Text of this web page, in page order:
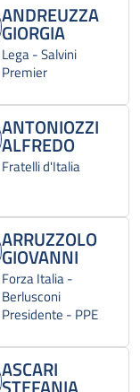
ANDREUZZA
GIORGIA
Lega - Salvini
Premier
ANTONIOZZI
ALFREDO
Fratelli d'Italia
ARRUZZOLO
GIOVANNI
Forza Italia -
Berlusconi
Presidente - PPE
ASCARI